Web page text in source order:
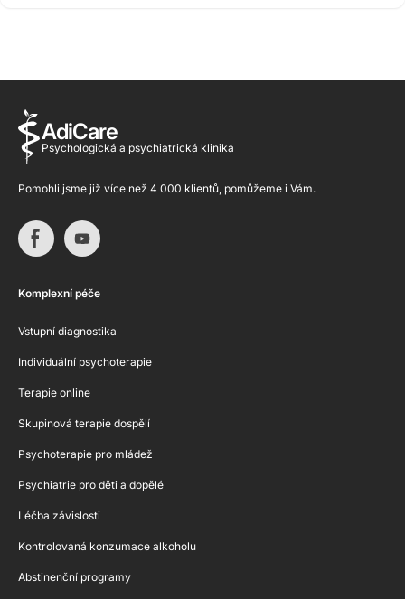
AdiCare
Psychologická a psychiatrická klinika
Pomohli jsme již více než 4 000 klientů, pomůžeme i Vám.
Komplexní péče
Vstupní diagnostika
Individuální psychoterapie
Terapie online
Skupinová terapie dospělí
Psychoterapie pro mládež
Psychiatrie pro děti a dopělé
Léčba závislosti
Kontrolovaná konzumace alkoholu
Abstinenční programy